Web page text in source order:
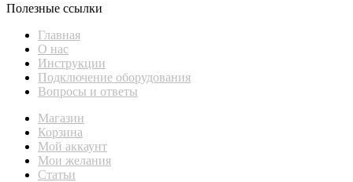
Полезные ссылки
Главная
О нас
Инструкции
Подключение оборудования
Вопросы и ответы
Магазин
Корзина
Мой аккаунт
Мои желания
Статьи